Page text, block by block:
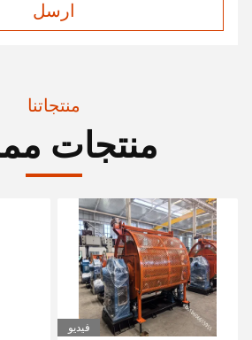
ارسل
منتجاتنا
منتجات
فيديو